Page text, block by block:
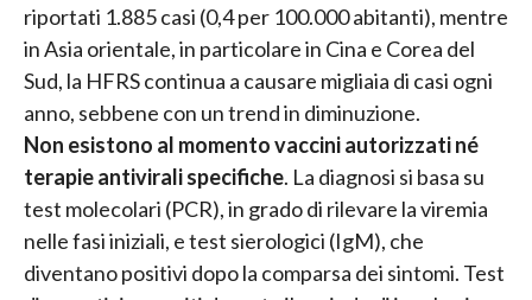
riportati 1.885 casi (0,4 per 100.000 abitanti), mentre
in Asia orientale, in particolare in Cina e Corea del
Sud, la HFRS continua a causare migliaia di casi ogni
anno, sebbene con un trend in diminuzione.
Non esistono al momento vaccini autorizzati né
terapie antivirali specifiche. La diagnosi si basa su
test molecolari (PCR), in grado di rilevare la viremia
nelle fasi iniziali, e test sierologici (IgM), che
diventano positivi dopo la comparsa dei sintomi. Test